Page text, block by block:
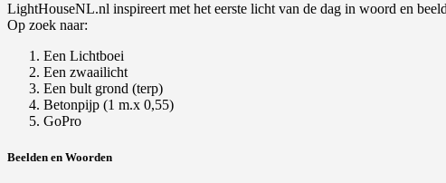
LightHouseNL.nl inspireert met het eerste licht van de dag in woord en
Op zoek naar:
Een Lichtboei
Een zwaailicht
Een bult grond (terp)
Betonpijp (1 m.x 0,55)
GoPro
Beelden en Woorden